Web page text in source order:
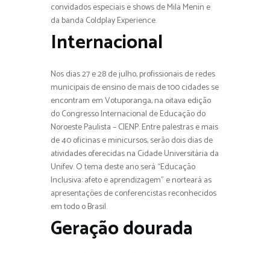
convidados especiais e shows de Mila Menin e
da banda Coldplay Experience.
Internacional
Nos dias 27 e 28 de julho, profissionais de redes
municipais de ensino de mais de 100 cidades se
encontram em Votuporanga, na oitava edição
do Congresso Internacional de Educação do
Noroeste Paulista – CIENP. Entre palestras e mais
de 40 oficinas e minicursos, serão dois dias de
atividades oferecidas na Cidade Universitária da
Unifev. O tema deste ano será “Educação
Inclusiva: afeto e aprendizagem” e norteará as
apresentações de conferencistas reconhecidos
em todo o Brasil.
Geração dourada